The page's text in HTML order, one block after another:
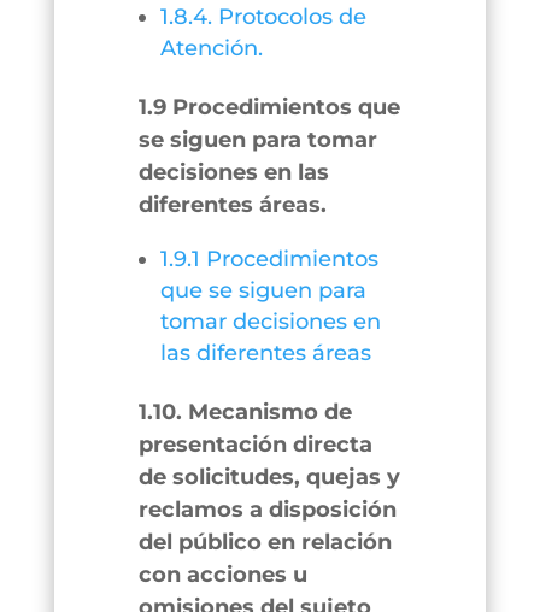
1.8.4. Protocolos de
Atención.
1.9 Procedimientos que
se siguen para tomar
decisiones en las
diferentes áreas.
1.9.1 Procedimientos
que se siguen para
tomar decisiones en
las diferentes áreas
1.10. Mecanismo de
presentación directa
de solicitudes, quejas y
reclamos a disposición
del público en relación
con acciones u